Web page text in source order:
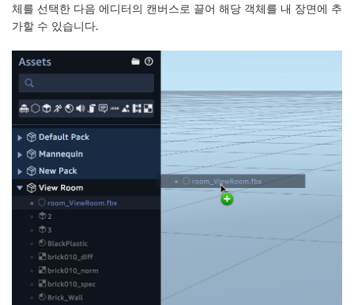
체를 선택한 다음 에디터의 캔버스로 끌어 해당 객체를 내 장면에 추
가할 수 있습니다.